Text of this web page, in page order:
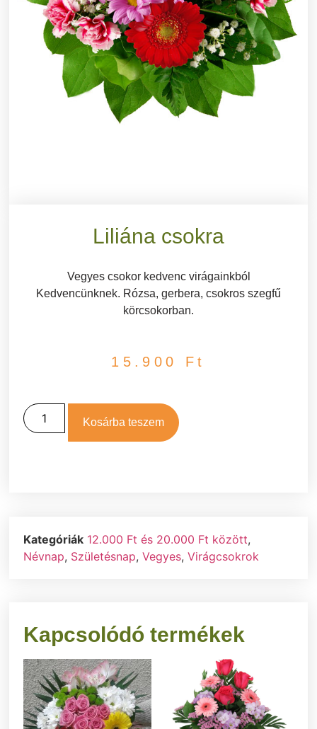
Liliána csokra
Vegyes csokor kedvenc virágainkból
Kedvencünknek. Rózsa, gerbera, csokros szegfű
körcsokorban.
15.900 Ft
Kosárba teszem
Kategóriák 12.000 Ft és 20.000 Ft között,
Névnap, Születésnap,Vegyes,Virágcsokrok
Kapcsolódó termékek